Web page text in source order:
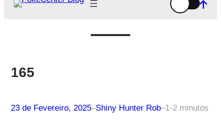
165
23 de Fevereiro, 2025–Shiny Hunter Rob–1-2 minutos